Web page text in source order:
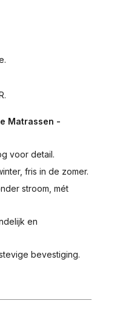
Matrassen -
voor detail.
fris in de zomer.
stroom, mét
en
bevestiging.